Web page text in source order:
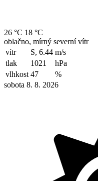
26 °C 18 °C
oblačno, mírný severní vítr
vítr
S, 6.44 m/s
tlak
1021
hPa
vlhkost 47
%
sobota 8. 8. 2026